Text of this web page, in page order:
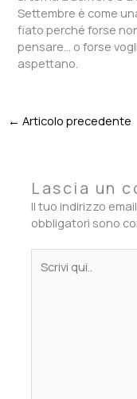
Settembre è come
fiato perché forse
pensare… o forse
aspettano.
← Articolo precedente
Lascia un
Il tuo indirizzo
obbligatori sono
qui..